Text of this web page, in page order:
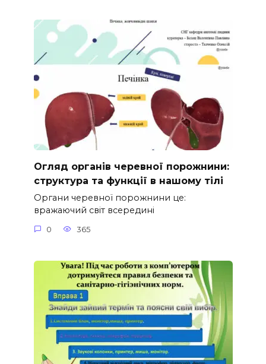
Огляд органів черевної порожнини:
структура та функції в нашому тілі
Органи черевної порожнини це:
вражаючий світ всередині
0 365